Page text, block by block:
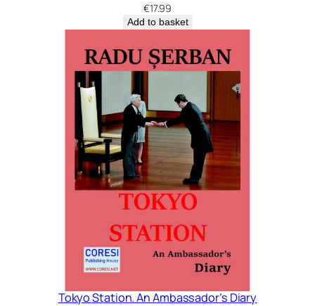
€17.99
Add to basket
Tokyo Station. An Ambassador’s Diary